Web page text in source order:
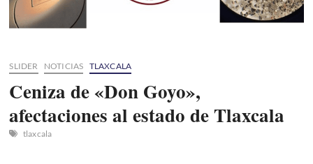
y
Pequeña
Empresa
SLIDER NOTICIAS TLAXCALA
Ceniza de «Don Goyo»,
afectaciones al estado de Tlaxcala
tlaxcala